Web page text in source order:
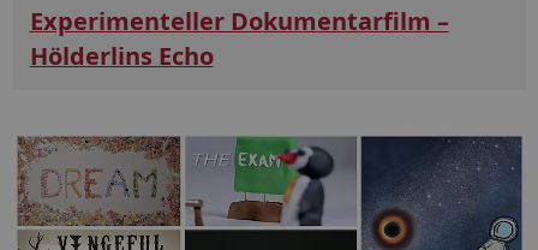
Experimenteller Dokumentarfilm –
Hölderlins Echo